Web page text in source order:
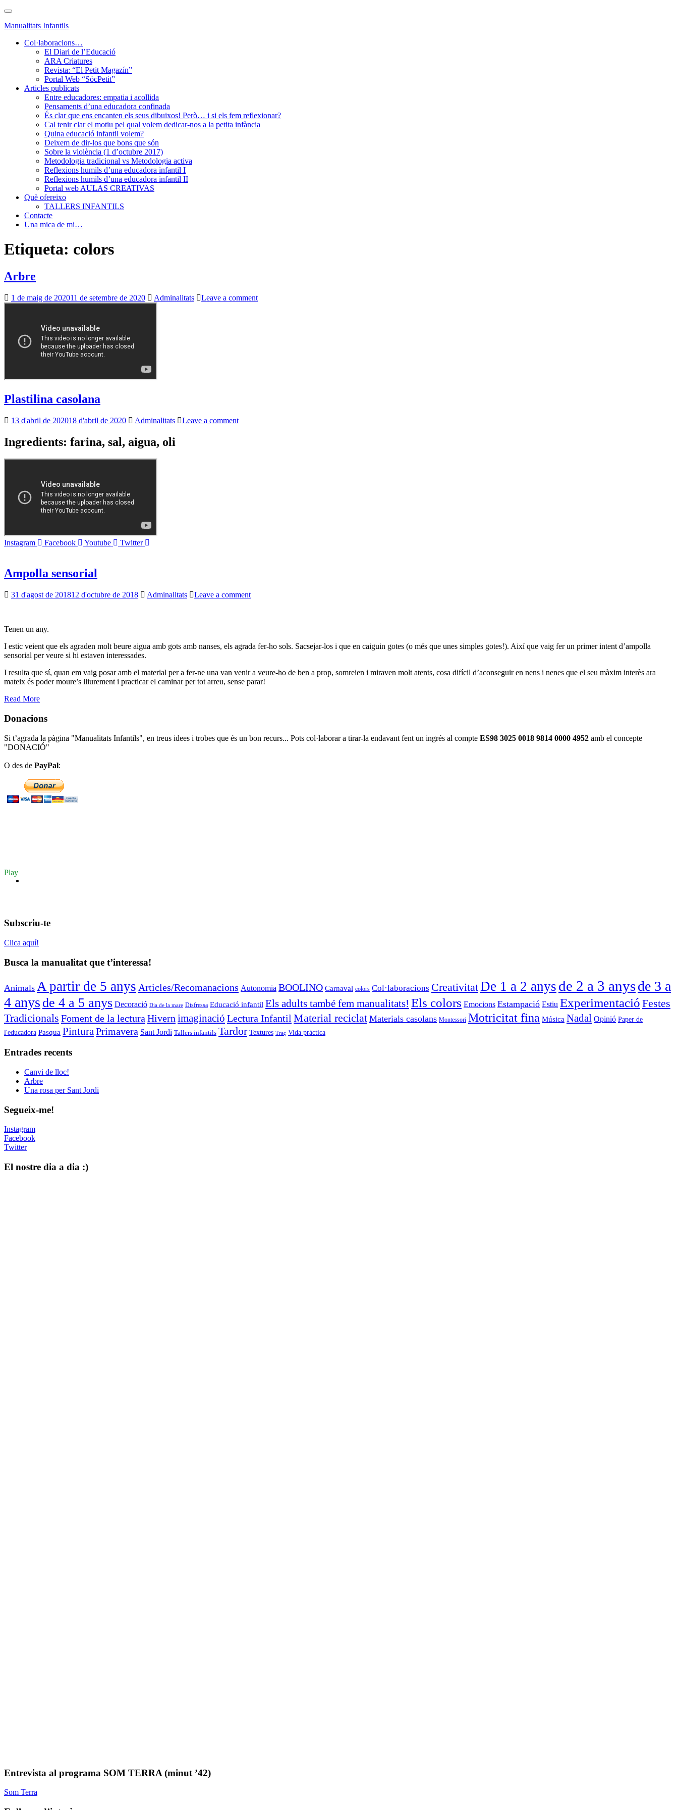
Skip
main
Toggle
navigation
Manualitats Infantils
Col·laboracions…
El Diari de l’Educació
ARA Criatures
Revista: “El Petit Magazín”
Portal Web “SócPetit”
Articles publicats
Entre educadores: empatia i acollida
Pensaments d’una educadora confinada
És clar que ens encanten els seus dibuixos! Però… i si els fem reflexionar?
Cal tenir clar el motiu pel qual volem dedicar-nos a la petita infància
Quina educació infantil volem?
Deixem de dir-los que bons que són
Sobre la violència (1 d’octubre 2017)
Metodologia tradicional vs Metodologia activa
Reflexions humils d’una educadora infantil I
Reflexions humils d’una educadora infantil II
Portal web AULAS CREATIVAS
Què ofereixo
TALLERS INFANTILS
Contacte
Una mica de mi…
Etiqueta: colors
Arbre
1 de maig de 202011 de setembre de 2020 Adminalitats Leave a comment
Plastilina casolana
13 d'abril de 202018 d'abril de 2020 Adminalitats Leave a comment
Ingredients: farina, sal, aigua, oli
Instagram Facebook Youtube Twitter
Ampolla sensorial
31 d'agost de 201812 d'octubre de 2018 Adminalitats Leave a comment
Tenen un any.
I estic veient que els agraden molt beure aigua amb gots amb nanses, els agrada fer-ho sols. Sacsejar-los i que en caiguin gotes (o més que unes simples gotes!). Així que vaig fer un primer intent d’ampolla
sensorial per veure si hi estaven interessades.
I resulta que sí, quan em vaig posar amb el material per a fer-ne una van venir a veure-ho de ben a prop, somreien i miraven molt atents, cosa difícil d’aconseguir en nens i nenes que el seu màxim interès ara
mateix és poder moure’s lliurement i practicar el caminar per tot arreu, sense parar!
Read More
Donacions
Si t’agrada la pàgina "Manualitats Infantils", en treus idees i trobes que és un bon recurs... Pots col·laborar a tirar-la endavant fent un ingrés al compte ES98 3025 0018 9814 0000 4952 amb el concepte
"DONACIÓ"
O des de PayPal:
Play
Subscriu-te
Clica aquí!
Busca la manualitat que t’interessa!
Animals A partir de 5 anys Articles/Recomanacions Autonomia BOOLINO Carnaval colors Col·laboracions CreativitatDe 1 a 2 anys de 2 a 3 anysde 3 a
4 anys de 4 a 5 anys Decoració Dia de la mare Disfressa Educació infantil Els adults també fem manualitats! Els colors Emocions Estampació Estiu Experimentació Festes
Tradicionals Foment de la lectura Hivern imaginació Lectura Infantil Material reciclat Materials casolans Montessori Motricitat fina Música Nadal Opinió Paper de
l'educadora Pasqua Pintura Primavera Sant Jordi Tallers infantils Tardor Textures Traç Vida pràctica
Entrades recents
Canvi de lloc!
Arbre
Una rosa per Sant Jordi
Segueix-me!
Instagram
Facebook
Twitter
El nostre dia a dia :)
Entrevista al programa SOM TERRA (minut ’42)
Som Terra